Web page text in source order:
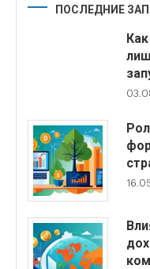
ПОСЛЕДНИЕ